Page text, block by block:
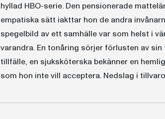
hyllad HBO-serie. Den pensionerade
empatiska sätt iakttar hon de andra
spegelbild av ett samhälle var som helst i
varandra. En tonåring sörjer förlusten av
tillfälle, en sjuksköterska bekänner en
som hon inte vill acceptera. Nedslag i